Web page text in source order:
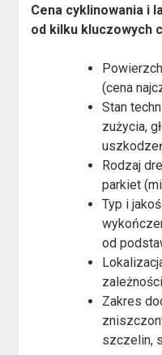
Cena cyklinowania i
od kilku kluczowych
(cena
Stan
zużycia,
Rodzaj
parkiet
Typ i
od
Zakres
szczelin,